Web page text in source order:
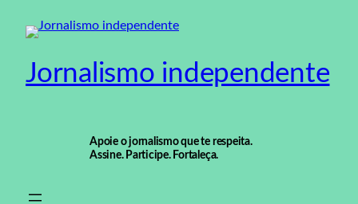
para
conteúdo
Jornalismo independente
Apoie o jornalismo que te respeita.
Assine. Participe. Fortaleça.